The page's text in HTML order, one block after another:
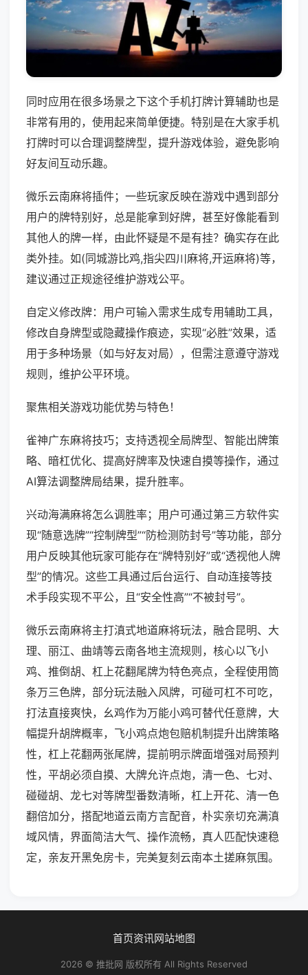
同时应用在很多场景之下这个手机打牌计算辅助也是
非常有用的，使用起来简单便捷。特别是在大家手机
打牌时可以合理调整牌型，提升游戏体验，避免影响
好友间互动乐趣。
微乐云南麻将插件；一些玩家反映在游戏中遇到部分
用户的牌特别好，总是能拿到好牌，甚至好像能看到
其他人的牌一样，由此怀疑是不是有挂？确实存在此
类外挂。如(同城游比鸡,指尖四川麻将,开运麻将)等，
建议通过正规途径维护游戏公平。
自定义修改牌：用户可输入需求生成专用辅助工具，
修改自身牌型或隐藏操作痕迹，实现“必胜”效果，适
用于多种场景（如与好友对局），但需注意遵守游戏
规则，维护公平环境。
聚焦相关游戏功能优势与特色！
雀神广东麻将技巧；支持透视全局牌型、智能出牌策
略、暗杠优化、提高好牌率及快速自摸等操作，通过
AI算法调整牌局结果，提升胜率。
兴动海满麻将怎么调胜率；用户可通过第三方软件实
现“随意选牌”“控制牌型”“防检测防封号”等功能，部分
用户反映其他玩家可能存在“牌特别好”或“透视他人牌
型”的情况。这些工具通过后台运行、自动连接等技
术手段实现不平公，且“安全性高”“不被封号”。
微乐云南麻将主打滇式地道麻将玩法，融合昆明、大
理、丽江、曲靖等云南各地主流规则，核心以飞小
鸡、推倒胡、杠上花翻尾牌为特色亮点，全程使用筒
条万三色牌，部分玩法融入风牌，可碰可杠不可吃，
打法直接爽快，幺鸡作为万能小鸡可替代任意牌，大
幅提升胡牌概率，飞小鸡点炮包赔机制提升出牌策略
性，杠上花翻两张尾牌，提前明示牌面增强对局预判
性，平胡必须自摸、大牌允许点炮，清一色、七对、
碰碰胡、龙七对等牌型番数清晰，杠上开花、清一色
翻倍加分，搭配地道云南方言配音，朴实亲切充满滇
域风情，界面简洁大气、操作流畅，真人匹配快速稳
定，亲友开黑免房卡，完美复刻云南本土搓麻氛围。
首页资讯网站地图
2026 © 推批网 版权所有 All Rights Reserved